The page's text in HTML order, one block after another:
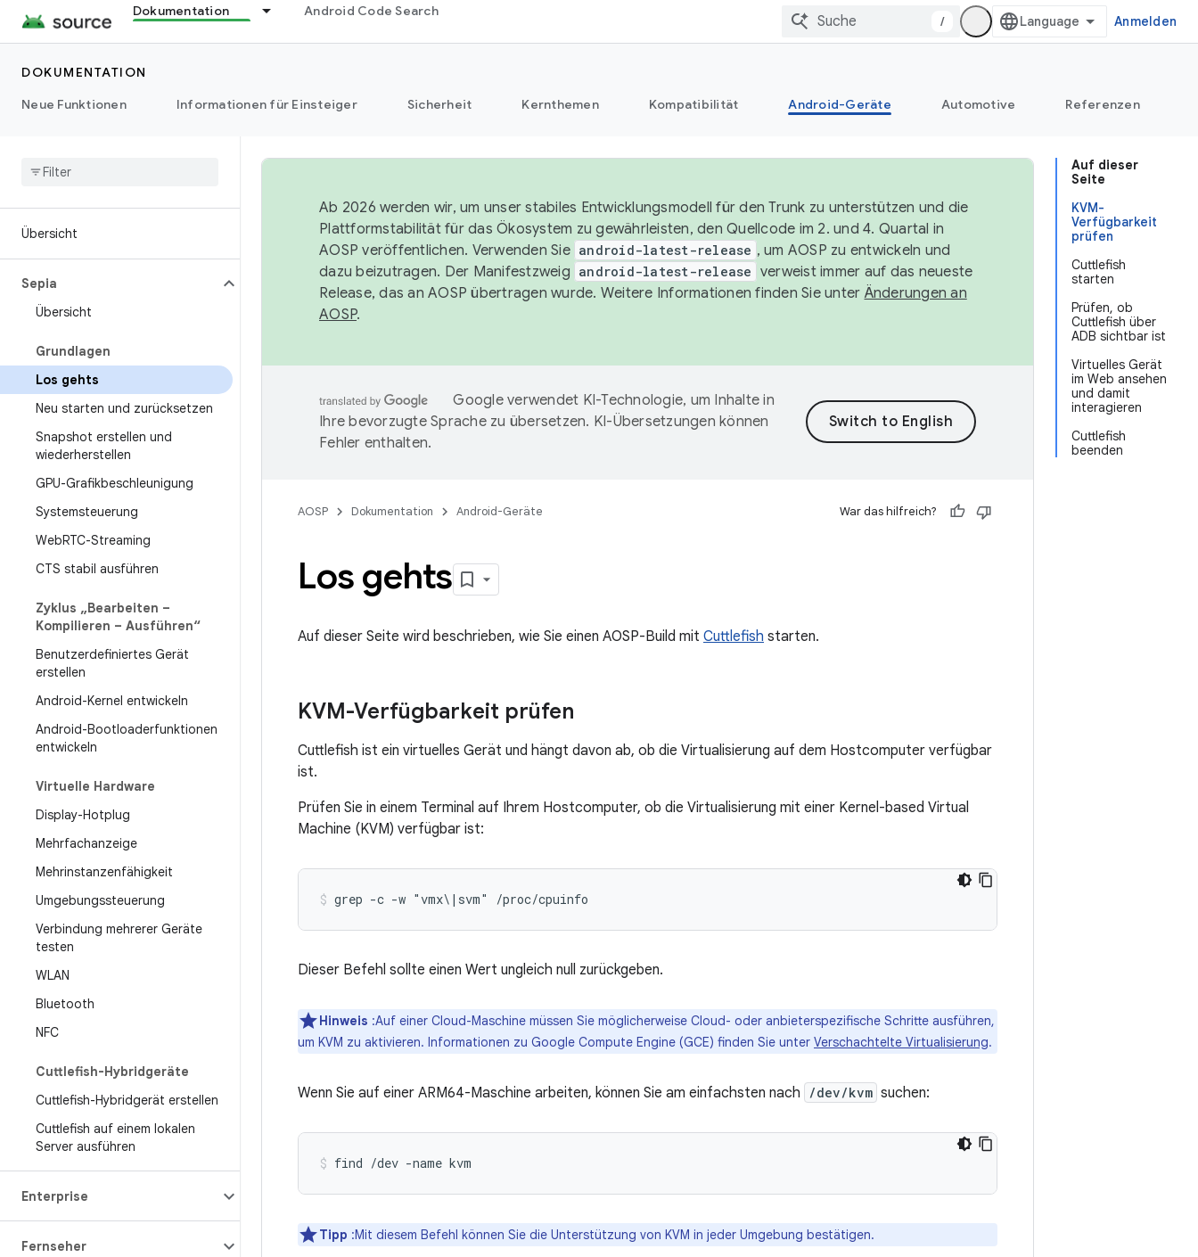
Dokumentation Android Code Search
/ Anmelden
DOKUMENTATION
Neue Funktionen
Informationen für Einsteiger Sicherheit Kernthemen Kompatibilität Android-Geräte Automotive Referenzen
Übersicht
Sepia
Übersicht
Grundlagen
Los gehts
Neu starten und zurücksetzen
Snapshot erstellen und
wiederherstellen
GPU-Grafikbeschleunigung
Systemsteuerung
WebRTC-Streaming
CTS stabil ausführen
Zyklus „Bearbeiten –
Kompilieren – Ausführen“
Benutzerdefiniertes Gerät
erstellen
Android-Kernel entwickeln
Android-Bootloaderfunktionen
entwickeln
Virtuelle Hardware
Display-Hotplug
Mehrfachanzeige
Mehrinstanzenfähigkeit
Umgebungssteuerung
Verbindung mehrerer Geräte
testen
WLAN
Bluetooth
NFC
Cuttlefish-Hybridgeräte
Cuttlefish-Hybridgerät erstellen
Cuttlefish auf einem lokalen
Server ausführen
Enterprise
Fernseher
Auf dieser
Seite
KVM-
Verfügbarkeit
prüfen
Cuttlefish
starten
Prüfen, ob
Cuttlefish über
ADB sichtbar ist
Virtuelles Gerät
im Web ansehen
und damit
interagieren
Cuttlefish
beenden
Ab 2026 werden wir, um unser stabiles Entwicklungsmodell für den Trunk zu unterstützen und die
Plattformstabilität für das Ökosystem zu gewährleisten, den Quellcode im 2. und 4. Quartal in
AOSP veröffentlichen. Verwenden Sie android-latest-release , um AOSP zu entwickeln und
dazu beizutragen. Der Manifestzweig android-latest-release verweist immer auf das neueste
Release, das an AOSP übertragen wurde. Weitere Informationen finden Sie unter Änderungen an
AOSP.
Google verwendet KI-Technologie, um Inhalte in
Ihre bevorzugte Sprache zu übersetzen. KI-Übersetzungen können
Fehler enthalten.
AOSP Dokumentation Android-Geräte War das hilfreich?
Los gehts
Auf dieser Seite wird beschrieben, wie Sie einen AOSP-Build mit Cuttlefish starten.
KVM-Verfügbarkeit prüfen
Cuttlefish ist ein virtuelles Gerät und hängt davon ab, ob die Virtualisierung auf dem Hostcomputer verfügbar
ist.
Prüfen Sie in einem Terminal auf Ihrem Hostcomputer, ob die Virtualisierung mit einer Kernel-based Virtual
Machine (KVM) verfügbar ist:
grep -c -w "vmx\|svm" /proc/cpuinfo
Dieser Befehl sollte einen Wert ungleich null zurückgeben.
Hinweis :Auf einer Cloud-Maschine müssen Sie möglicherweise Cloud- oder anbieterspezifische Schritte ausführen,
um KVM zu aktivieren. Informationen zu Google Compute Engine (GCE) finden Sie unter Verschachtelte Virtualisierung.
Wenn Sie auf einer ARM64-Maschine arbeiten, können Sie am einfachsten nach /dev/kvm suchen:
find /dev -name kvm
Tipp :Mit diesem Befehl können Sie die Unterstützung von KVM in jeder Umgebung bestätigen.